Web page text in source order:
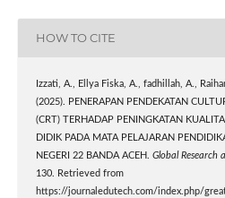
HOW TO CITE
Izzati, A., Ellya Fiska, A., fadhillah, A.,
(2025). PENERAPAN PENDEKATAN
(CRT) TERHADAP PENINGKATAN
DIDIK PADA MATA PELAJARAN
NEGERI 22 BANDA ACEH. Global Research
130. Retrieved from
https://journaledutech.com/index.php/